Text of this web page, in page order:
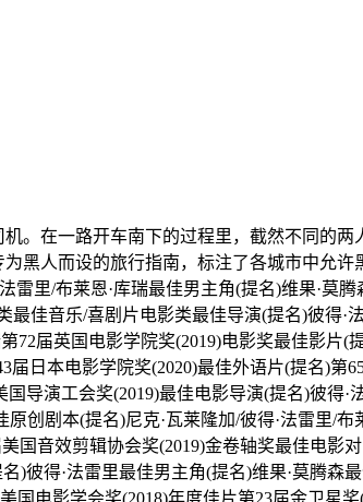
。在一路开车南下的过程里，截然不同的
人而设的旅行指南，标注了各城市中允
雷里/布莱恩·库瑞最佳男主角(提名)维果·莫
最佳音乐/喜剧片电影类最佳导演(提名)彼得
72届英国电影学院奖(2019)电影奖最佳影片
日本电影学院奖(2020)最佳外语片(提名)
导演工会奖(2019)最佳电影导演(提名)彼得
创剧本(提名)尼克·瓦莱隆加/彼得·法雷里/
国音效剪辑协会奖(2019)金卷轴奖最佳电影
)彼得·法雷里最佳男主角(提名)维果·莫腾森
国电影学会奖(2018)年度佳片第23届金卫星